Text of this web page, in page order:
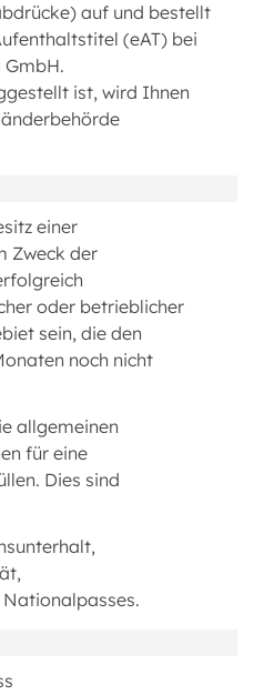
auf und bestellt
(eAT) bei
ist, wird Ihnen
einer
Zweck der
oder betrieblicher
sein, die den
noch nicht
allgemeinen
für eine
Dies sind